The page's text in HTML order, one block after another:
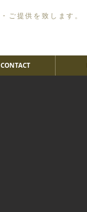
ご提供を致します。
CONTACT